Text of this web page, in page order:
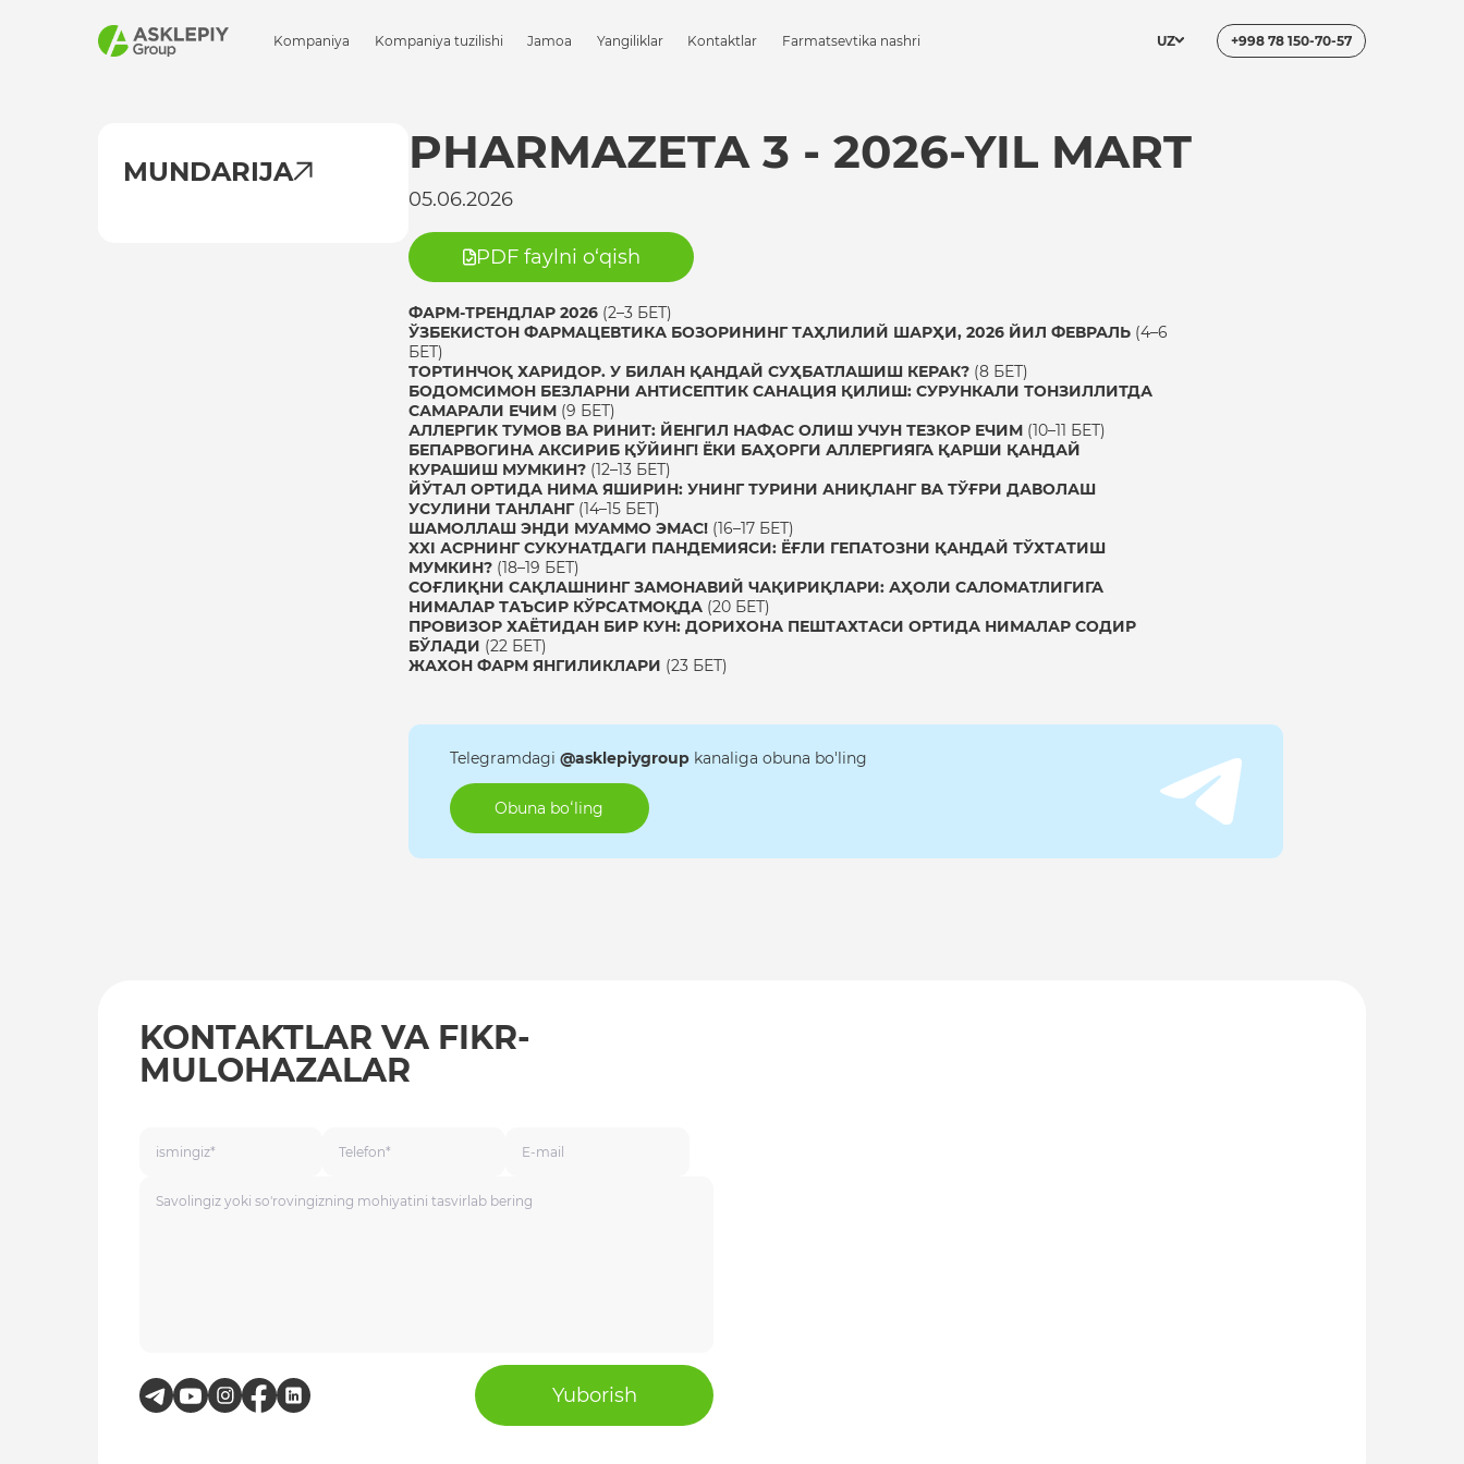
Kompaniya Kompaniya tuzilishi Jamoa Yangiliklar Kontaktlar Farmatsevtika nashri UZ +998 78 150-70-57
MUNDARIJA PHARMAZETA 3 - 2026-YIL MART
05.06.2026
PDF faylni o‘qish
ФАРМ-ТРЕНДЛАР 2026 (2–3 БЕТ)
ЎЗБЕКИСТОН ФАРМАЦЕВТИКА БОЗОРИНИНГ ТАҲЛИЛИЙ ШАРҲИ, 2026 ЙИЛ ФЕВРАЛЬ (4–6
БЕТ)
ТОРТИНЧОҚ ХАРИДОР. У БИЛАН ҚАНДАЙ СУҲБАТЛАШИШ КЕРАК? (8 БЕТ)
БОДОМСИМОН БЕЗЛАРНИ АНТИСЕПТИК САНАЦИЯ ҚИЛИШ: СУРУНКАЛИ ТОНЗИЛЛИТДА
САМАРАЛИ ЕЧИМ (9 БЕТ)
АЛЛЕРГИК ТУМОВ ВА РИНИТ: ЙЕНГИЛ НАФАС ОЛИШ УЧУН ТЕЗКОР ЕЧИМ (10–11 БЕТ)
БЕПАРВОГИНА АКСИРИБ ҚЎЙИНГ! ЁКИ БАҲОРГИ АЛЛЕРГИЯГА ҚАРШИ ҚАНДАЙ
КУРАШИШ МУМКИН? (12–13 БЕТ)
ЙЎТАЛ ОРТИДА НИМА ЯШИРИН: УНИНГ ТУРИНИ АНИҚЛАНГ ВА ТЎҒРИ ДАВОЛАШ
УСУЛИНИ ТАНЛАНГ(14–15 БЕТ)
ШАМОЛЛАШ ЭНДИ МУАММО ЭМАС! (16–17 БЕТ)
XXI АСРНИНГ СУКУНАТДАГИ ПАНДЕМИЯСИ: ЁҒЛИ ГЕПАТОЗНИ ҚАНДАЙ ТЎХТАТИШ
МУМКИН? (18–19 БЕТ)
СОҒЛИҚНИ САҚЛАШНИНГ ЗАМОНАВИЙ ЧАҚИРИҚЛАРИ: АҲОЛИ САЛОМАТЛИГИГА
НИМАЛАР ТАЪСИР КЎРСАТМОҚДА (20 БЕТ)
ПРОВИЗОР ХАЁТИДАН БИР КУН: ДОРИХОНА ПЕШТАХТАСИ ОРТИДА НИМАЛАР СОДИР
БЎЛАДИ (22 БЕТ)
ЖАХОН ФАРМ ЯНГИЛИКЛАРИ (23 БЕТ)
Telegramdagi @asklepiygroupkanaliga obuna bo'ling
Obuna boʻling
KONTAKTLAR VA FIKR-
MULOHAZALAR
Yuborish